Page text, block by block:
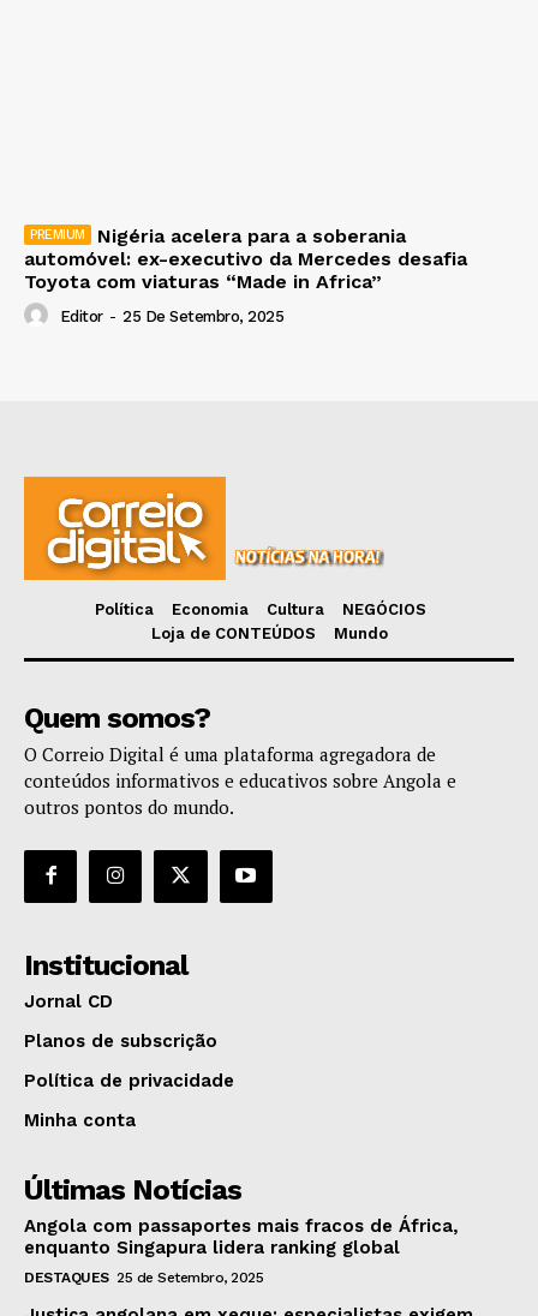
Nigéria acelera para a soberania
automóvel: ex-executivo da Mercedes desafia
Toyota com viaturas “Made in Africa”
Editor - 25 De Setembro, 2025
Política Economia Cultura
NEGÓCIOS
Loja de CONTEÚDOS
Mundo
Quem somos?
O Correio Digital é uma plataforma agregadora de
conteúdos informativos e educativos sobre Angola e
outros pontos do mundo.
Institucional
Jornal CD
Planos de subscrição
Política de privacidade
Minha conta
Últimas Notícias
Angola com passaportes mais fracos de África,
enquanto Singapura lidera ranking global
DESTAQUES 25 de Setembro, 2025